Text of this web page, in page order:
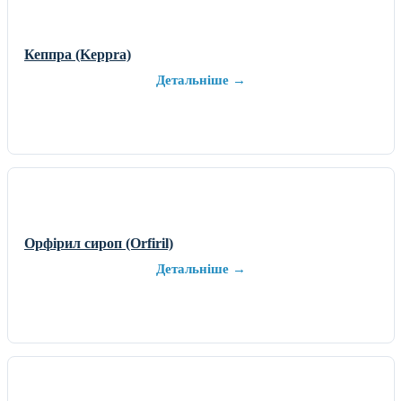
Кеппра (Keppra)
Детальніше →
Орфірил сироп (Orfiril)
Детальніше →